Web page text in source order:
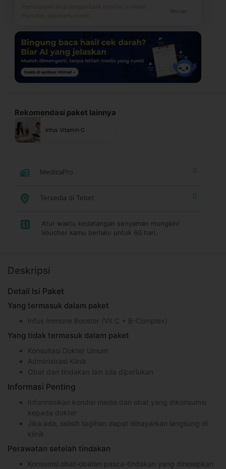
Pembayaran bisa dengan bank transfer, e-Wallet,
PayLater, atau kartu kredit.
Rincian
Rekomendasi paket lainnya
Infus Vitamin C
MedicaPro
Tersedia di Tebet
1
Atur waktu kedatangan senyaman mungkin!
Voucher kamu berlaku untuk 60 hari.
Deskripsi
Detail Isi Paket
Yang termasuk dalam paket
Infus Immune Booster (Vit C + B-Complex)
Yang tidak termasuk dalam paket
Konsultasi Dokter Umum
Administrasi Klinik
Obat dan tindakan lain bila diperlukan
Informasi Penting
Informasikan kondisi medis dan obat yang dikonsumsi
kepada dokter
Jika ada, selisih tagihan dapat dibayarkan langsung di
klinik
Perawatan setelah tindakan
Konsumsi obat-obatan pasca-tindakan yang diresepkan